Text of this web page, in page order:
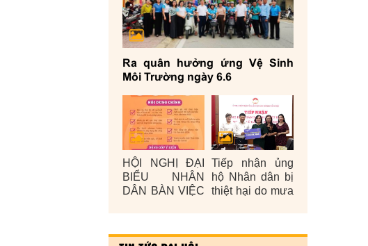
Ra quân hưởng ứng Vệ Sinh
Môi Trường ngày 6.6
HỘI NGHỊ ĐẠI
BIỂU NHÂN
DÂN BÀN VIỆC
VĂN HÓA Ở
Tiếp nhận ủng
hộ Nhân dân bị
thiệt hại do mưa